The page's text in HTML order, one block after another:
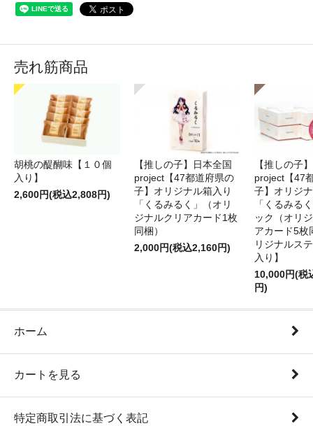
売れ筋商品
胡桃の醍醐味【１０個
入り】
2,600円(税込2,808円)
【推しの子】日本全国
project【47都道府県の
子】オリジナル箱入り
「くるみるく」（オリ
ジナルクリアカード1枚
同梱）
2,000円(税込2,160円)
【推しの子
project【47
子】オリジ
「くるみる
ック（オリ
アカード5枚
リジナルス
入り】
10,000円(税
円)
ホーム
カートを見る
特定商取引法に基づく表記